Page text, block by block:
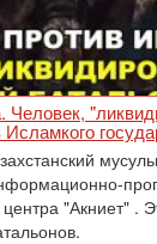
Человек,
"Акниет" .